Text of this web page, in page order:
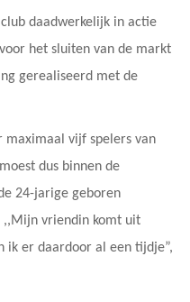
daadwerkelijk in actie
het sluiten van de markt
gerealiseerd met de
maximaal vijf spelers van
dus binnen de
24-jarige geboren
,,Mijn vriendin komt uit
ik er daardoor al een tijdje”,